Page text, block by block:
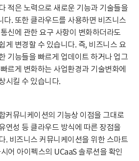
적은 노력으로 새로운 기능과 기술들을
다. 또한 클라우드를 사용하면 비즈니스
신에 관한 요구 사항이 변화하더라도
게 변경할 수 있습니다. 즉, 비즈니스 요
기능들을 빠르게 업데이트 하거나 업그
르게 변화하는 사업환경과 기술변화에
시킬 수 있습니다.
커뮤니케이션의 기능상 이점을 그대로
연성 등 클라우드 방식에 따른 장점을
. 비즈니스 커뮤니케이션을 위한 스마트
어 아이펙스의 UCaaS 솔루션을 확인